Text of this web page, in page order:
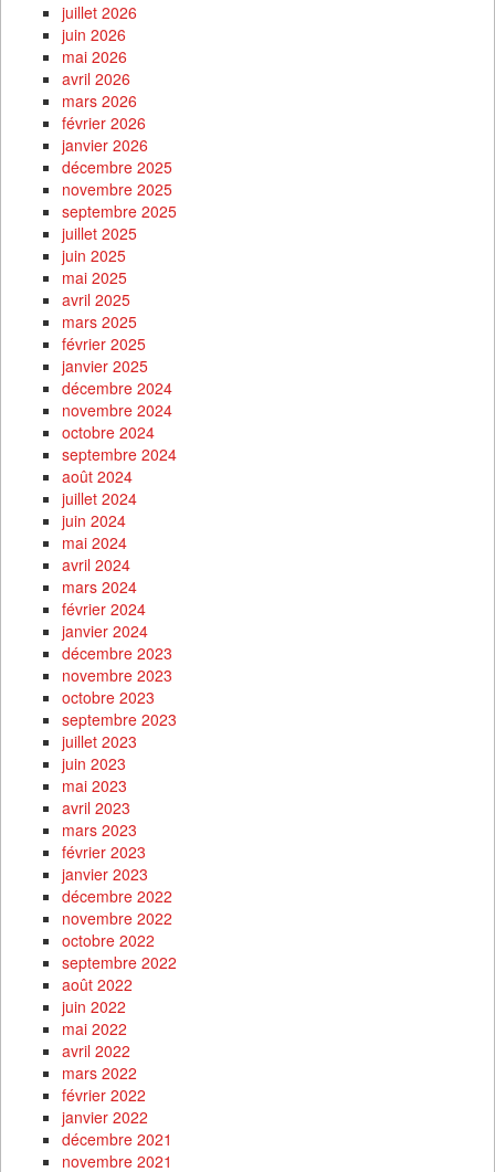
juillet 2026
juin 2026
mai 2026
avril 2026
mars 2026
février 2026
janvier 2026
décembre 2025
novembre 2025
septembre 2025
juillet 2025
juin 2025
mai 2025
avril 2025
mars 2025
février 2025
janvier 2025
décembre 2024
novembre 2024
octobre 2024
septembre 2024
août 2024
juillet 2024
juin 2024
mai 2024
avril 2024
mars 2024
février 2024
janvier 2024
décembre 2023
novembre 2023
octobre 2023
septembre 2023
juillet 2023
juin 2023
mai 2023
avril 2023
mars 2023
février 2023
janvier 2023
décembre 2022
novembre 2022
octobre 2022
septembre 2022
août 2022
juin 2022
mai 2022
avril 2022
mars 2022
février 2022
janvier 2022
décembre 2021
novembre 2021